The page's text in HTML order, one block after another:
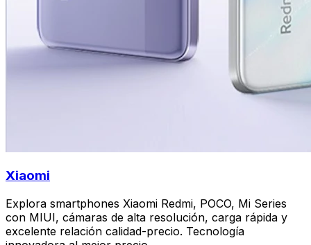
Xiaomi
Explora smartphones Xiaomi Redmi, POCO, Mi Series
con MIUI, cámaras de alta resolución, carga rápida y
excelente relación calidad-precio. Tecnología